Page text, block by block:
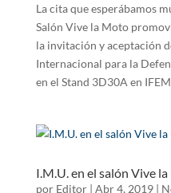
La cita que esperábamos
Salón Vive la Moto
la invitación y aceptación
Internacional para la
en el Stand 3D30A en
I.M.U. en el salón Vive
por Editor| Abr 4, 2019|